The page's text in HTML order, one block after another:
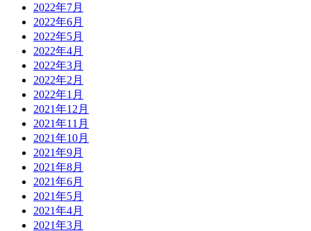
2022年7月
2022年6月
2022年5月
2022年4月
2022年3月
2022年2月
2022年1月
2021年12月
2021年11月
2021年10月
2021年9月
2021年8月
2021年6月
2021年5月
2021年4月
2021年3月